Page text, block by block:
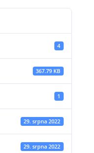
4
367.79 KB
1
29. srpna 2022
29. srpna 2022